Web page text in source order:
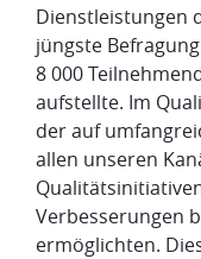
Dienstleistungen
jüngste
8 000
aufstellte. Im
der auf
allen unseren
Verbesserungen
ermöglichten.